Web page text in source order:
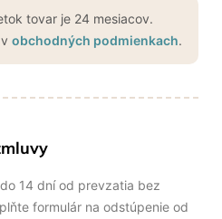
tovar je 24 mesiacov.
obchodných podmienkach.
14 dní od prevzatia bez
formulár na odstúpenie od